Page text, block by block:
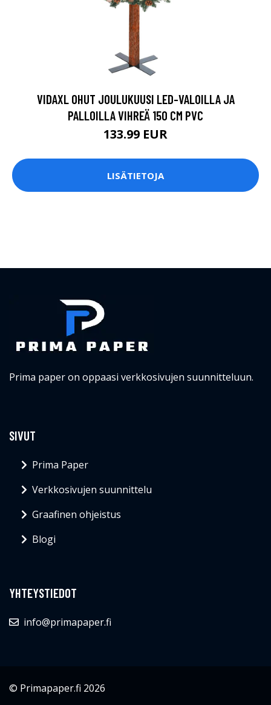
VIDAXL OHUT JOULUKUUSI LED-VALOILLA JA
PALLOILLA VIHREÄ 150 CM PVC
133.99 EUR
LISÄTIETOJA
Prima paper on oppaasi verkkosivujen suunnitteluun.
SIVUT
Prima Paper
Verkkosivujen suunnittelu
Graafinen ohjeistus
Blogi
YHTEYSTIEDOT
info@primapaper.fi
© Primapaper.fi 2026